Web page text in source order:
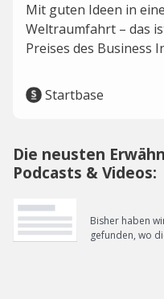
Mit guten Ideen in
Weltraumfahrt – das
Preises des Business
Startbase
Die neusten
Podcasts & Videos:
Bisher haben
gefunden, wo